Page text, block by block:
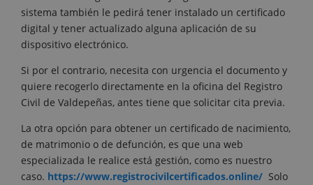
sistema también le pedirá tener instalado un certificado
digital y tener actualizado alguna aplicación de su
dispositivo electrónico.
Si por el contrario, necesita con urgencia el documento y
quiere recogerlo directamente en la oficina del Registro
Civil de Valdepeñas, antes tiene que solicitar cita previa.
La otra opción para obtener un certificado de nacimiento,
de matrimonio o de defunción, es que una web
especializada le realice está gestión, como es nuestro
caso. https://www.registrocivilcertificados.online/ Solo